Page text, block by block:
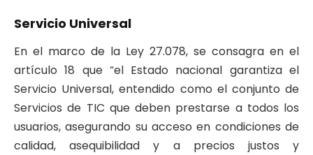
Servicio Universal
En el marco de la Ley 27.078, se consagra en el
artículo 18 que “el Estado nacional garantiza el
Servicio Universal, entendido como el conjunto de
Servicios de TIC que deben prestarse a todos los
usuarios, asegurando su acceso en condiciones de
calidad, asequibilidad y a precios justos y